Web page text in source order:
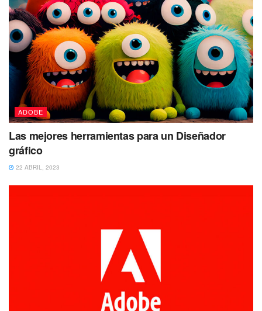
ADOBE
Las mejores herramientas para un Diseñador
gráfico
22 ABRIL, 2023